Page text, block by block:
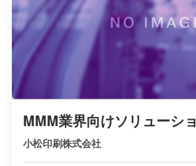
MMM業界向けソリューシ
小松印刷株式会社